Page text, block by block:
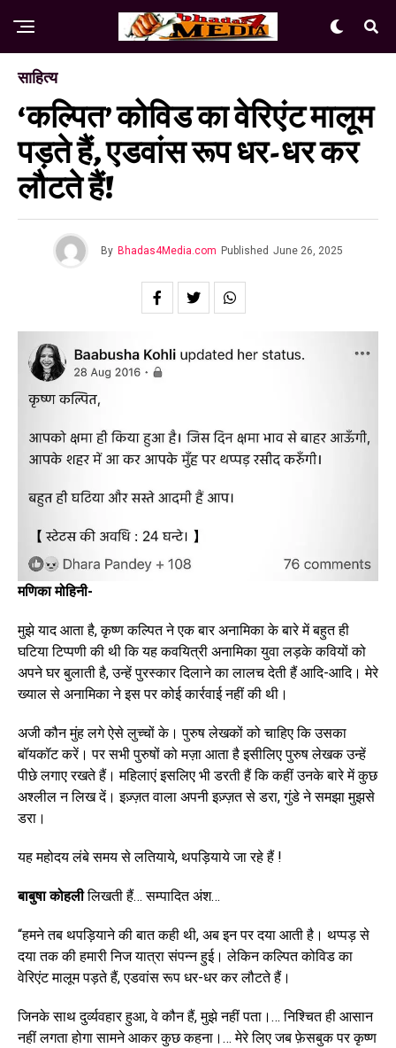
साहित्य
‘कल्पित’ कोविड का वेरिएंट मालूम
पड़ते हैं, एडवांस रूप धर-धर कर
लौटते हैं!
By Bhadas4Media.com Published June 26, 2025
मणिका मोहिनी-
मुझे याद आता है, कृष्ण कल्पित ने एक बार अनामिका के बारे में बहुत ही
घटिया टिप्पणी की थी कि यह कवयित्री अनामिका युवा लड़के कवियों को
अपने घर बुलाती है, उन्हें पुरस्कार दिलाने का लालच देती हैं आदि-आदि। मेरे
ख्याल से अनामिका ने इस पर कोई कार्रवाई नहीं की थी।
अजी कौन मुंह लगे ऐसे लुच्चों के। पुरुष लेखकों को चाहिए कि उसका
बॉयकॉट करें। पर सभी पुरुषों को मज़ा आता है इसीलिए पुरुष लेखक उन्हें
पीछे लगाए रखते हैं। महिलाएं इसलिए भी डरती हैं कि कहीं उनके बारे में कुछ
अश्लील न लिख दें। इज़्ज़त वाला अपनी इज़्ज़त से डरा, गुंडे ने समझा मुझसे
डरा।
यह महोदय लंबे समय से लतियाये, थपड़ियाये जा रहे हैं !
बाबुषा कोहलीलिखती हैं… सम्पादित अंश…
“हमने तब थपड़ियाने की बात कही थी, अब इन पर दया आती है। थप्पड़ से
दया तक की हमारी निज यात्रा संपन्न हुई। लेकिन कल्पित कोविड का
वेरिएंट मालूम पड़ते हैं, एडवांस रूप धर-धर कर लौटते हैं।
जिनके साथ दुर्व्यवहार हुआ, वे कौन हैं, मुझे नहीं पता।… निश्चित ही आसान
नहीं लगता होगा सामने आकर कुछ कहना।… मेरे लिए जब फ़ेसबुक पर कृष्ण